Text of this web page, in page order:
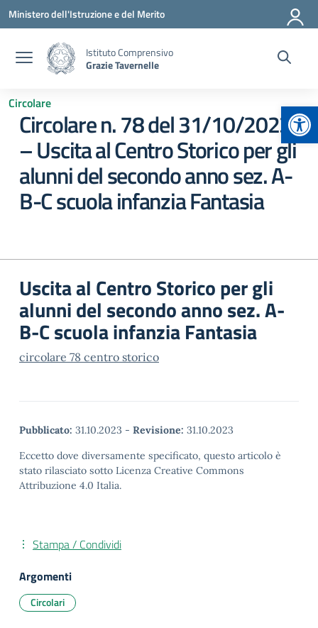
Vai ai contenuti
Vai al menu di navigazione
Vai al footer
Ministero dell'Istruzione e del Merito
Istituto Comprensivo
Grazie Tavernelle
Circolare
Circolare n. 78 del 31/10/2023
– Uscita al Centro Storico per gli
alunni del secondo anno sez. A-
B-C scuola infanzia Fantasia
Uscita al Centro Storico per gli
alunni del secondo anno sez. A-
B-C scuola infanzia Fantasia
circolare 78 centro storico
Pubblicato: 31.10.2023 - Revisione: 31.10.2023
Eccetto dove diversamente specificato, questo articolo è
stato rilasciato sotto Licenza Creative Commons
Attribuzione 4.0 Italia.
Stampa / Condividi
Argomenti
Circolari